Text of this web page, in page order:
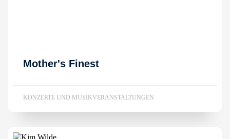
Mother's Finest
KONZERTE UND MUSIKVERANSTALTUNGEN